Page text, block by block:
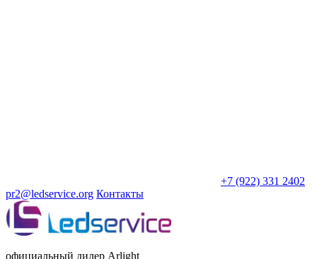
+7 (922) 331 2402
pr2@ledservice.org Контакты
официальный дилер Arlight